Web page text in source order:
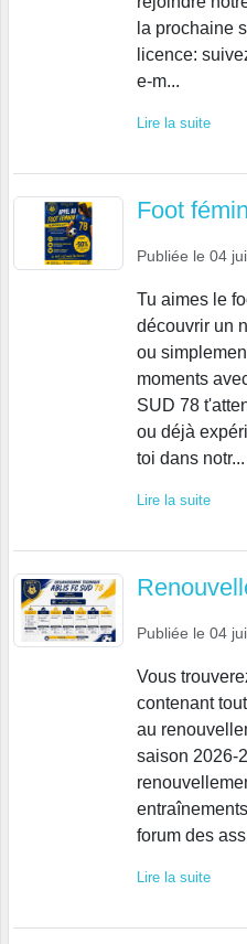
la prochaine
licence:
e-m...
Lire la suite
Foot
Publiée le 04
Tu aimes le
découvrir un
ou
moments
SUD 78
ou déjà
toi dans notr...
Lire la suite
Publiée le 04
Vous
contenant
au
saison 2026-
forum des
Lire la suite